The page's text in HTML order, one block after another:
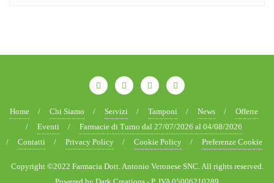
Home Chi Siamo Servizi Tamponi News
Offerte
Eventi
Farmacie di Turno dal 27/07/2026 al 04/08/2026
Contatti
Privacy Policy Cookie Policy Preferenze Cookie
Copyright ©2022 Farmacia Dott. Antonio Veronese SNC. All rights reserved.